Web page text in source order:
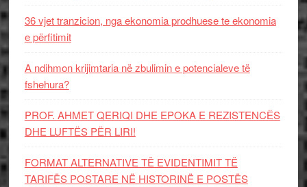
36 vjet tranzicion, nga ekonomia prodhuese te ekonomia
e përfitimit
A ndihmon krijimtaria në zbulimin e potencialeve të
fshehura?
PROF. AHMET QERIQI DHE EPOKA E REZISTENCЁS
DHE LUFTЁS PЁR LIRI!
FORMAT ALTERNATIVE TË EVIDENTIMIT TË
TARIFËS POSTARE NË HISTORINË E POSTËS